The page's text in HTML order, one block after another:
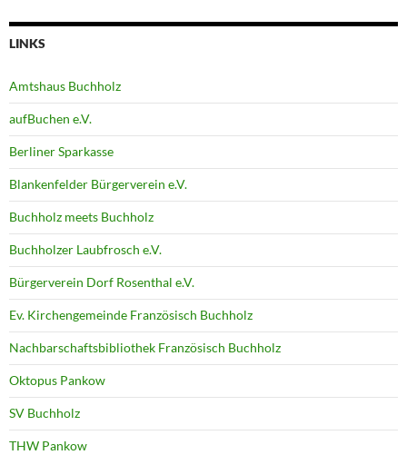
LINKS
Amtshaus Buchholz
aufBuchen e.V.
Berliner Sparkasse
Blankenfelder Bürgerverein e.V.
Buchholz meets Buchholz
Buchholzer Laubfrosch e.V.
Bürgerverein Dorf Rosenthal e.V.
Ev. Kirchengemeinde Französisch Buchholz
Nachbarschaftsbibliothek Französisch Buchholz
Oktopus Pankow
SV Buchholz
THW Pankow